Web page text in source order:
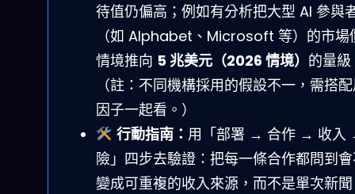
待值仍偏高；例如有分析把大型 AI 參與
（如 Alphabet、Microsoft 等）的市場
情境推向 5 兆美元（2026 情境） 的量級
（註：不同機構採用的假設不一，需搭
因子一起看。）
行動指南： 用「部署 → 合作 → 收入
險」四步去驗證：把每一條合作都問到
變成可重複的收入來源，而不是單次新